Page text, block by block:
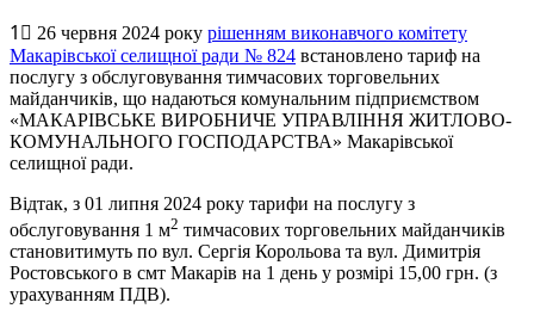
1⃣ 26 червня 2024 року рішенням виконавчого комітету
Макарівської селищної ради № 824 встановлено тариф на
послугу з обслуговування тимчасових торговельних
майданчиків, що надаються комунальним підприємством
«МАКАРІВСЬКЕ ВИРОБНИЧЕ УПРАВЛІННЯ ЖИТЛОВО-
КОМУНАЛЬНОГО ГОСПОДАРСТВА» Макарівської
селищної ради.
Відтак, з 01 липня 2024 року тарифи на послугу з
обслуговування 1 м2 тимчасових торговельних майданчиків
становитимуть по вул. Сергія Корольова та вул. Димитрія
Ростовського в смт Макарів на 1 день у розмірі 15,00 грн. (з
урахуванням ПДВ).